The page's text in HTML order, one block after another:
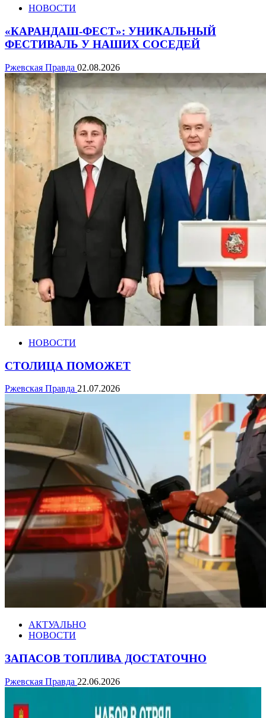
НОВОСТИ
«КАРАНДАШ-ФЕСТ»: УНИКАЛЬНЫЙ
ФЕСТИВАЛЬ У НАШИХ СОСЕДЕЙ
Ржевская Правда 02.08.2026
НОВОСТИ
СТОЛИЦА ПОМОЖЕТ
Ржевская Правда 21.07.2026
АКТУАЛЬНО
НОВОСТИ
ЗАПАСОВ ТОПЛИВА ДОСТАТОЧНО
Ржевская Правда 22.06.2026